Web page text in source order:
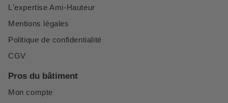
L'expertise Ami-Hauteur
Mentions légales
Politique de confidentialité
CGV
Pros du bâtiment
Mon compte